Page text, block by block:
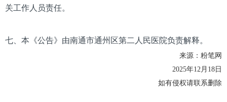
关工作人员责任。
七、本《公告》由南通市通州区第二人民医院负责解释。
来源：粉笔网
2025年12月18日
如有侵权请联系删除